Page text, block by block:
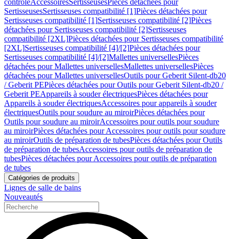
contrôleAccessoiresSertisseusesPièces détachées pour
SertisseusesSertisseuses compatibilité [1]Pièces détachées pour
Sertisseuses compatibilité [1]Sertisseuses compatibilité [2]Pièces
détachées pour Sertisseuses compatibilité [2]Sertisseuses
compatibilité [2XL]Pièces détachées pour Sertisseuses compatibilité
[2XL]Sertisseuses compatibilité [4]/[2]Pièces détachées pour
Sertisseuses compatibilité [4]/[2]Mallettes universellesPièces
détachées pour Mallettes universellesMallettes universellesPièces
détachées pour Mallettes universellesOutils pour Geberit Silent-db20
/ Geberit PEPièces détachées pour Outils pour Geberit Silent-db20 /
Geberit PEAppareils à souder électriquesPièces détachées pour
Appareils à souder électriquesAccessoires pour appareils à souder
électriquesOutils pour soudure au miroirPièces détachées pour
Outils pour soudure au miroirAccessoires pour outils pour soudure
au miroirPièces détachées pour Accessoires pour outils pour soudure
au miroirOutils de préparation de tubesPièces détachées pour Outils
de préparation de tubesAccessoires pour outils de préparation de
tubesPièces détachées pour Accessoires pour outils de préparation
de tubes
Catégories de produits
Lignes de salle de bains
Nouveautés